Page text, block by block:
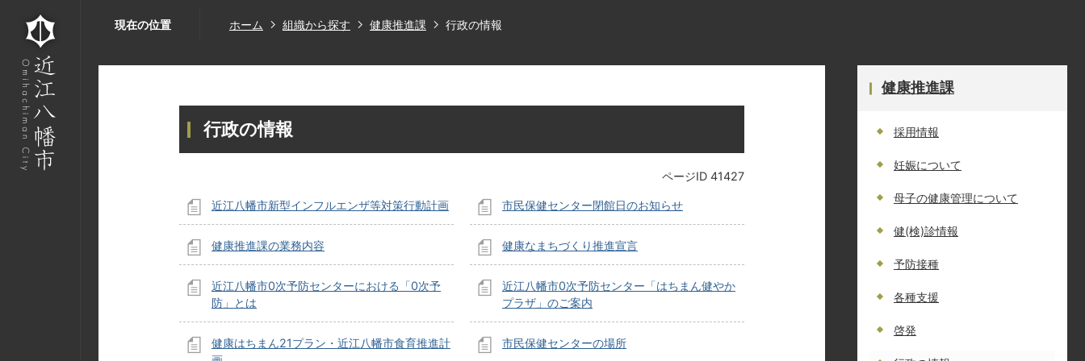
現在の位置 ホーム 組織から探す 健康推進課 行政の情報
行政の情報
ページID 41427
近江八幡市新型インフルエンザ等対策行動計画 市民保健センター閉館日のお知らせ
健康推進課の業務内容 健康なまちづくり推進宣言
近江八幡市0次予防センターにおける「0次予
防」とは
近江八幡市0次予防センター「はちまん健やか
プラザ」のご案内
健康はちまん21プラン・近江八幡市食育推進計
市民保健センターの場所
健康推進課
採用情報
妊娠について
母子の健康管理について
健(検)診情報
予防接種
各種支援
啓発